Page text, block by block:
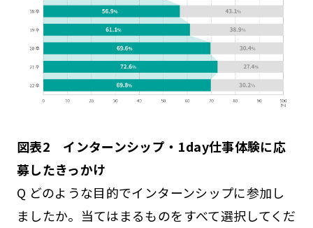
図表2 インターンシップ・1day仕事体験に応
募したきっかけ
Q どのような目的でインターンシップに参加し
ましたか。当てはまるものをすべて選択してくだ